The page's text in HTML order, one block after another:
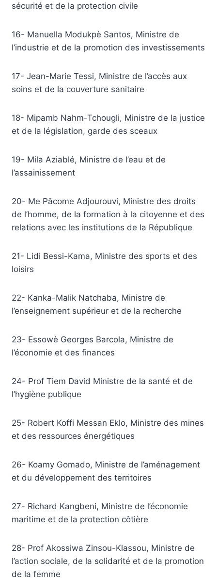
sécurité et de la protection civile
16- Manuella Modukpè Santos, Ministre de
l’industrie et de la promotion des investissements
17- Jean-Marie Tessi, Ministre de l’accès aux
soins et de la couverture sanitaire
18- Mipamb Nahm-Tchougli, Ministre de la justice
et de la législation, garde des sceaux
19- Mila Aziablé, Ministre de l’eau et de
l’assainissement
20- Me Pâcome Adjourouvi, Ministre des droits
de l’homme, de la formation à la citoyenne et des
relations avec les institutions de la République
21- Lidi Bessi-Kama, Ministre des sports et des
loisirs
22- Kanka-Malik Natchaba, Ministre de
l’enseignement supérieur et de la recherche
23- Essowè Georges Barcola, Ministre de
l’économie et des finances
24- Prof Tiem David Ministre de la santé et de
l’hygiène publique
25- Robert Koffi Messan Eklo, Ministre des mines
et des ressources énergétiques
26- Koamy Gomado, Ministre de l’aménagement
et du développement des territoires
27- Richard Kangbeni, Ministre de l’économie
maritime et de la protection côtière
28- Prof Akossiwa Zinsou-Klassou, Ministre de
l’action sociale, de la solidarité et de la promotion
de la femme